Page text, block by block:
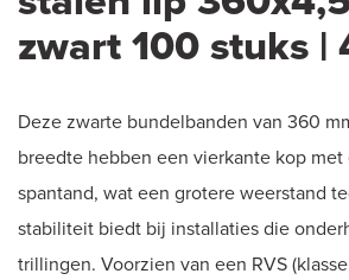
zwart 100 stuks |
Deze zwarte bundelbanden van 360
breedte hebben een vierkante kop
spantand, wat een grotere weerstand
stabiliteit biedt bij installaties die
trillingen. Voorzien van een RVS